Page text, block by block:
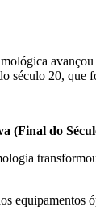
20, que
(Final do
equipamentos